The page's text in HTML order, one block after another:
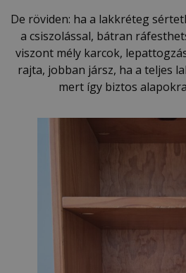
De röviden: ha a lakkréteg
a csiszolással, bátran
viszont mély karcok,
rajta, jobban jársz, ha a teljes
mert így biztos